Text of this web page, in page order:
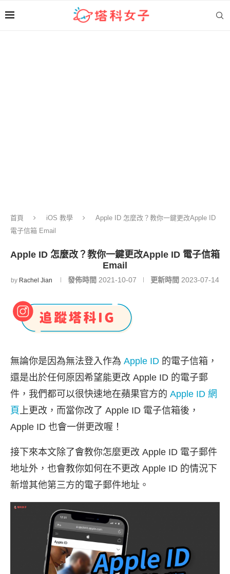
首頁 iOS 教學
Apple ID 怎麼改？教你一鍵更改Apple ID
電子信箱 Email
Apple ID 怎麼改？教你一鍵更改Apple ID 電子信箱
Email
by Rachel Jian 發佈時間 2021-10-07 更新時間 2023-07-14
無論你是因為無法登入作為 Apple ID 的電子信箱，
還是出於任何原因希望能更改 Apple ID 的電子郵
件，我們都可以很快速地在蘋果官方的 Apple ID 網
頁上更改，而當你改了 Apple ID 電子信箱後，
Apple ID 也會一併更改喔！
接下來本文除了會教你怎麼更改 Apple ID 電子郵件
地址外，也會教你如何在不更改 Apple ID 的情況下
新增其他第三方的電子郵件地址。